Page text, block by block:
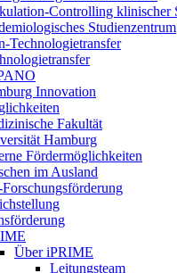
Controlling klinischer
Studienzentrum
Technologietransfer
Innovation
Fakultät
Hamburg
Fördermöglichkeiten
im Ausland
Über iPRIME
Leitungsteam